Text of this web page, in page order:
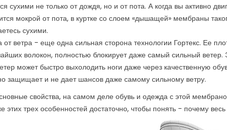
сухими не только от дождя, но и от пота. А когда вы активно
мокрой от пота, в куртке со слоем «дышащей» мембраны
сухими.
ветра - еще одна сильная сторона технологии Гортекс. Ее
волокон, полностью блокирует даже самый сильный
может быстро выхолодить ноги даже через качественную
защищает и не дает шансов даже самому сильному ветру.
свойства, на самом деле обувь и одежда с этой
этих трех особенностей достаточно, чтобы понять - почему